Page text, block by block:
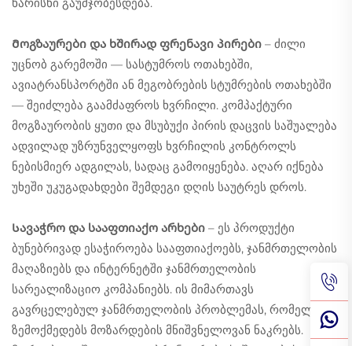
Მოგზაურები და ხშირად ფრენავი პირები – ძილი
უცნობ გარემოში — სასტუმროს ოთახებში,
ავიატრანსპორტში ან მეგობრების სტუმრების ოთახებში
— შეიძლება გაამძაფროს ხვრჩილი. კომპაქტური
მოგზაურობის ყუთი და მსუბუქი პირის დაცვის საშუალება
ადვილად უზრუნველყოფს ხვრჩილის კონტროლს
ნებისმიერ ადგილას, სადაც გამოიყენება. აღარ იქნება
უხეში უკუგადახდები შემდეგი დღის საუტრეს დროს.
Სავაჭრო და სააფთიაქო არხები – ეს პროდუქტი
ბუნებრივად ესაჭიროება სააფთიაქოებს, ჯანმრთელობის
მაღაზიებს და ინტერნეტში ჯანმრთელობის
სარეალიზაციო კომპანიებს. ის მიმართავს
გავრცელებულ ჯანმრთელობის პრობლემას, რომელიც
ზემოქმედებს მოზარდების მნიშვნელოვან ნაკრებს.